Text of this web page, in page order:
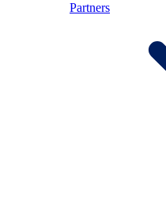
Partners